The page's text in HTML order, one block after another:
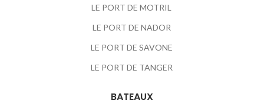
LE PORT DE MOTRIL
LE PORT DE NADOR
LE PORT DE SAVONE
LE PORT DE TANGER
BATEAUX